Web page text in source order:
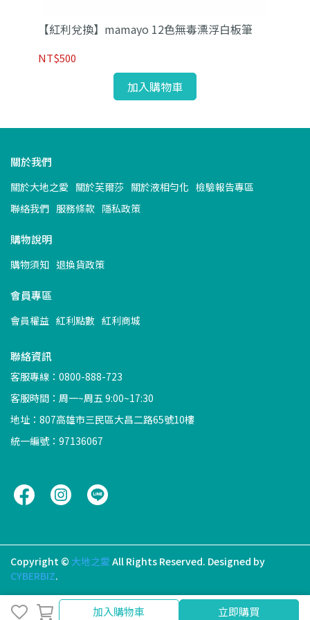
加入購物車 立即購買
【紅利兌換】mamayo 12色無毒漂浮白板筆
NT$500
加入購物車
關於我們
關於大地之愛 關於芙爾莎 關於液相勻化 檢驗報告專區
聯絡我們 服務條款 隱私政策
購物說明
購物須知 退換貨政策
會員專區
會員權益 紅利點數 紅利商城
聯絡資訊
客服專線：0800-888-723
客服時間：周一~周五 9:00~17:30
地址：807高雄市三民區大昌二路65號10樓
統一編號：97136067
Copyright © 大地之愛 All Rights Reserved. Designed by
CYBERBIZ.